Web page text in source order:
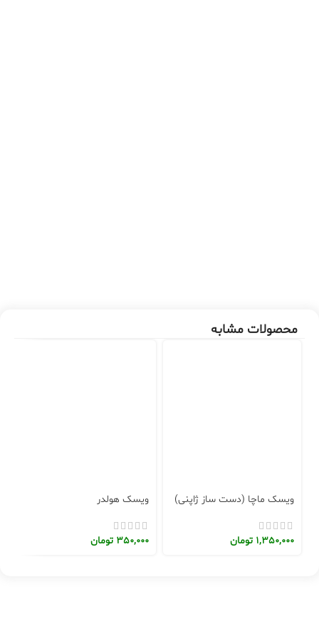
محصولات مشابه
ویسک ماچا (دست ساز ژاپنی)
1,350,000 تومان
ویسک هولدر
350,000 تومان